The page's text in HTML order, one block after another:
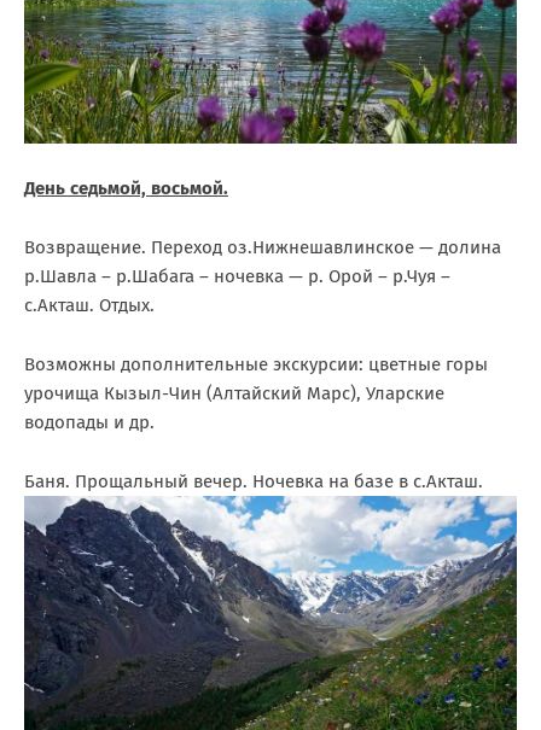
День седьмой, восьмой.
Возвращение. Переход оз.Нижнешавлинское — долина
р.Шавла – р.Шабага – ночевка — р. Орой – р.Чуя –
с.Акташ. Отдых.
Возможны дополнительные экскурсии: цветные горы
урочища Кызыл-Чин (Алтайский Марс), Уларские
водопады и др.
Баня. Прощальный вечер. Ночевка на базе в с.Акташ.